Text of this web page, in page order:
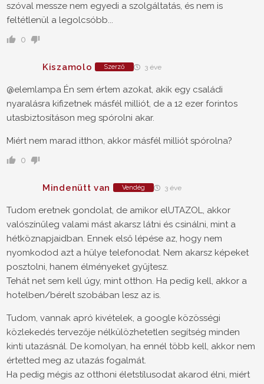
szóval messze nem egyedi a szolgáltatás, és nem is
feltétlenül a legolcsóbb...
0
Kiszamolo Szerző 3 éve
@elemlampa Én sem értem azokat, akik egy családi
nyaralásra kifizetnek másfél milliót, de a 12 ezer forintos
utasbiztosításon meg spórolni akar.
Miért nem marad itthon, akkor másfél milliót spórolna?
0
Mindenütt van Vendég 3 éve
Tudom eretnek gondolat, de amikor elUTAZOL, akkor
valószínűleg valami mást akarsz látni és csinálni, mint a
hétköznapjaidban. Ennek első lépése az, hogy nem
nyomkodod azt a hülye telefonodat. Nem akarsz képeket
posztolni, hanem élményeket gyűjtesz.
Tehát net sem kell úgy, mint otthon. Ha pedig kell, akkor a
hotelben/bérelt szobában lesz az is.
Tudom, vannak apró kivételek, a google közösségi
közlekedés tervezője nélkülözhetetlen segítség minden
kinti utazásnál. De komolyan, ha ennél több kell, akkor nem
értetted meg az utazás fogalmát.
Ha pedig mégis az otthoni életstílusodat akarod élni, miért